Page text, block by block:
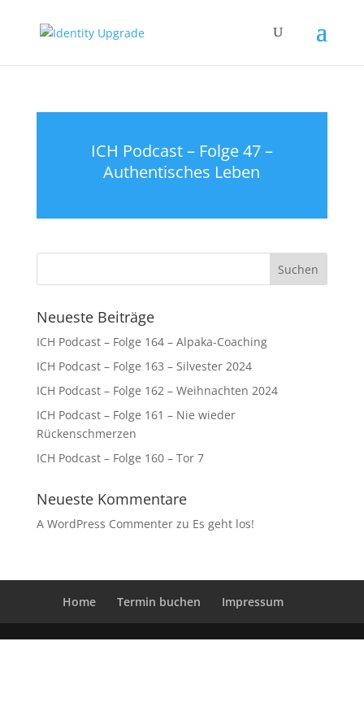
ICH Podcast – Folge 47 –
Authentisches Leben
Neueste Beiträge
ICH Podcast – Folge 164 – Alpaka-Coaching
ICH Podcast – Folge 163 – Silvester 2024
ICH Podcast – Folge 162 – Weihnachten 2024
ICH Podcast – Folge 161 – Nie wieder
Rückenschmerzen
ICH Podcast – Folge 160 – Tor 7
Neueste Kommentare
A WordPress Commenterzu Es geht los!
Home Termin buchen Impressum